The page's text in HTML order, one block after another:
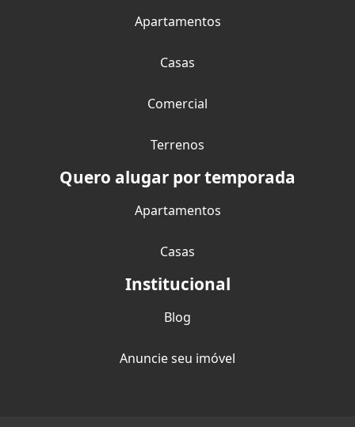
Apartamentos
Casas
Comercial
Terrenos
Quero alugar por temporada
Apartamentos
Casas
Institucional
Blog
Anuncie seu imóvel